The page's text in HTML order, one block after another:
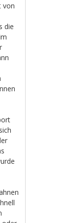
von
die